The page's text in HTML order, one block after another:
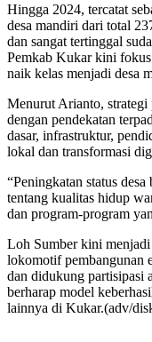
Hingga 2024, tercatat
desa mandiri dari total
dan sangat tertinggal
Pemkab Kukar kini
naik kelas menjadi desa
Menurut Arianto, strategi
dengan pendekatan
dasar, infrastruktur,
lokal dan transformasi
“Peningkatan status
tentang kualitas hidup
dan program-program
Loh Sumber kini menjadi
lokomotif pembangunan
dan didukung partisipasi
berharap model
lainnya di Kukar.(adv/